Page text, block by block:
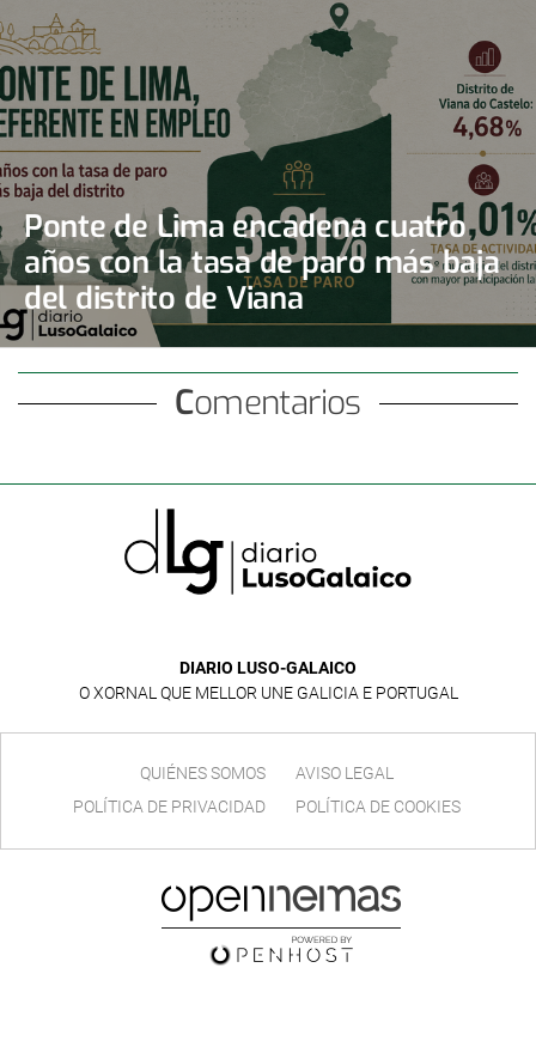
Ponte de Lima encadena cuatro
años con la tasa de paro más baja
del distrito de Viana
Comentarios
DIARIO LUSO-GALAICO
O XORNAL QUE MELLOR UNE GALICIA E PORTUGAL
QUIÉNES SOMOS
AVISO LEGAL
POLÍTICA DE PRIVACIDAD
POLÍTICA DE COOKIES